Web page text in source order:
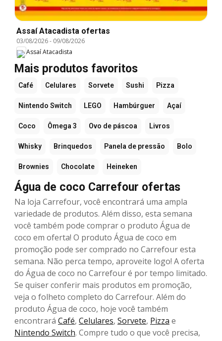
Assaí Atacadista ofertas
03/08/2026- 09/08/2026
Assaí Atacadista
Mais produtos favoritos
Café Celulares Sorvete Sushi Pizza
Nintendo Switch LEGO Hambúrguer Açaí
Coco Ômega 3 Ovo de páscoa Livros
Whisky Brinquedos Panela de pressão Bolo
Brownies Chocolate Heineken
Água de coco Carrefour ofertas
Na loja Carrefour, você encontrará uma ampla
variedade de produtos. Além disso, esta semana
você também pode comprar o produto Água de
coco em oferta! O produto Água de coco em
promoção pode ser comprado no Carrefour esta
semana. Não perca tempo, aproveite logo! A oferta
do Água de coco no Carrefour é por tempo limitado.
Se quiser conferir mais produtos em promoção,
veja o folheto completo do Carrefour. Além do
produto Água de coco, hoje você também
encontrará Café, Celulares, Sorvete, Pizza e
Nintendo Switch. Compre tudo o que você precisa,